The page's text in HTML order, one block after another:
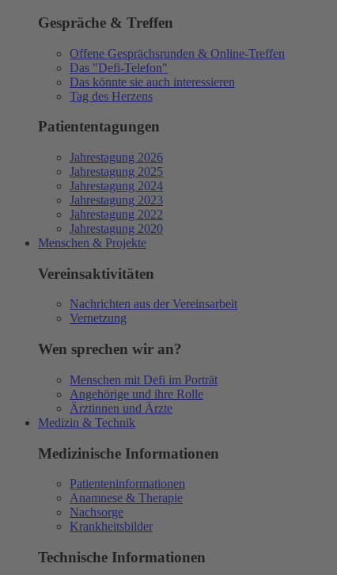
Gespräche & Treffen
Offene Gesprächsrunden & Online-Treffen
Das "Defi-Telefon"
Das könnte sie auch interessieren
Tag des Herzens
Patiententagungen
Jahrestagung 2026
Jahrestagung 2025
Jahrestagung 2024
Jahrestagung 2023
Jahrestagung 2022
Jahrestagung 2020
Menschen & Projekte
Vereinsaktivitäten
Nachrichten aus der Vereinsarbeit
Vernetzung
Wen sprechen wir an?
Menschen mit Defi im Porträt
Angehörige und ihre Rolle
Ärztinnen und Ärzte
Medizin & Technik
Medizinische Informationen
Patienteninformationen
Anamnese & Therapie
Nachsorge
Krankheitsbilder
Technische Informationen